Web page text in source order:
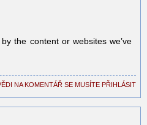
the content or websites we’ve
NA KOMENTÁŘ SE MUSÍTE PŘIHLÁSIT